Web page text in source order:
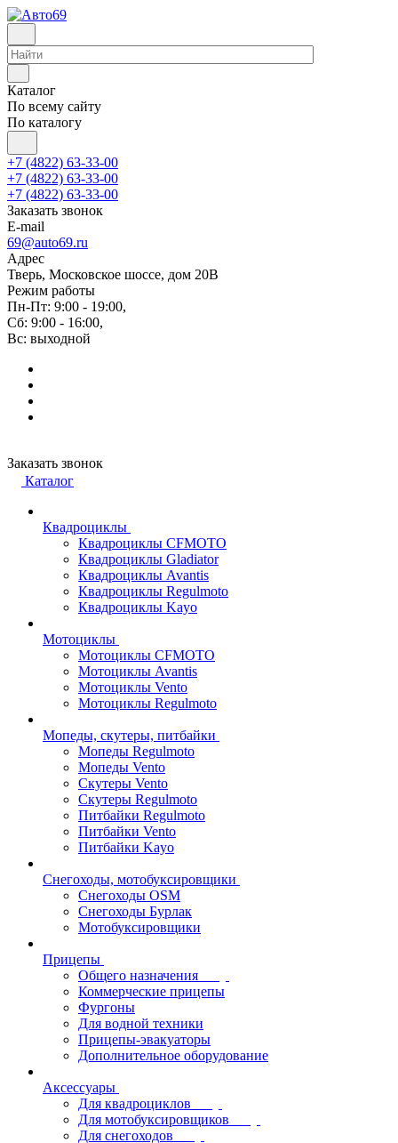
Каталог
По всему сайту
По каталогу
+7 (4822) 63-33-00
+7 (4822) 63-33-00
+7 (4822) 63-33-00
Заказать звонок
E-mail
69@auto69.ru
Адрес
Тверь, Московское шоссе, дом 20В
Режим работы
Пн-Пт: 9:00 - 19:00,
Сб: 9:00 - 16:00,
Вс: выходной
Заказать звонок
Каталог
Квадроциклы
Квадроциклы CFMOTO
Квадроциклы Gladiator
Квадроциклы Avantis
Квадроциклы Regulmoto
Квадроциклы Kayo
Мотоциклы
Мотоциклы CFMOTO
Мотоциклы Avantis
Мотоциклы Vento
Мотоциклы Regulmoto
Мопеды, скутеры, питбайки
Мопеды Regulmoto
Мопеды Vento
Скутеры Vento
Скутеры Regulmoto
Питбайки Regulmoto
Питбайки Vento
Питбайки Kayo
Снегоходы, мотобуксировщики
Снегоходы OSM
Снегоходы Бурлак
Мотобуксировщики
Прицепы
Общего назначения
Коммерческие прицепы
Фургоны
Для водной техники
Прицепы-эвакуаторы
Дополнительное оборудование
Аксессуары
Для квадроциклов
Для мотобуксировщиков
Для снегоходов